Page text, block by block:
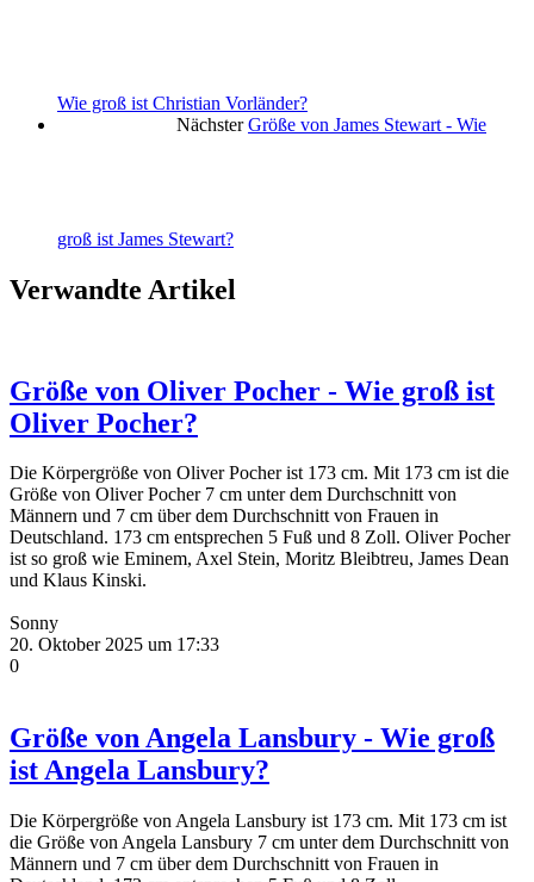
Wie groß ist Christian Vorländer?
Nächster Größe von James Stewart - Wie
groß ist James Stewart?
Verwandte Artikel
Größe von Oliver Pocher - Wie groß ist
Oliver Pocher?
Die Körpergröße von Oliver Pocher ist 173 cm. Mit 173 cm ist die
Größe von Oliver Pocher 7 cm unter dem Durchschnitt von
Männern und 7 cm über dem Durchschnitt von Frauen in
Deutschland. 173 cm entsprechen 5 Fuß und 8 Zoll. Oliver Pocher
ist so groß wie Eminem, Axel Stein, Moritz Bleibtreu, James Dean
und Klaus Kinski.
Sonny
20. Oktober 2025 um 17:33
0
Größe von Angela Lansbury - Wie groß
ist Angela Lansbury?
Die Körpergröße von Angela Lansbury ist 173 cm. Mit 173 cm ist
die Größe von Angela Lansbury 7 cm unter dem Durchschnitt von
Männern und 7 cm über dem Durchschnitt von Frauen in